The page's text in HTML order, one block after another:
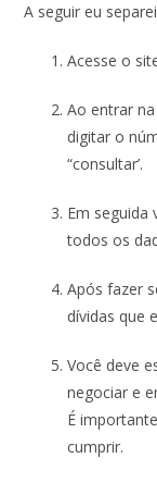
A seguir eu
Acesse o
Ao entrar
digitar o
“consultar’.
Em seguida
todos os
Após fazer
dívidas que
Você deve
negociar e
É
cumprir.